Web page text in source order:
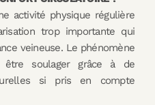
activité physique régulière
trop importante qui
veineuse. Le phénomène
soulager grâce à de
si pris en compte